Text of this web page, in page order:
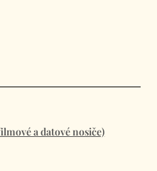
a datové nosiče)